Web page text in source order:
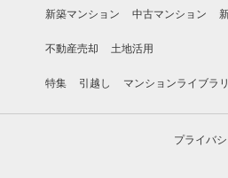
新築マンション 中古マンション
不動産売却 土地活用
特集 引越し マンションライブラ
プライバ